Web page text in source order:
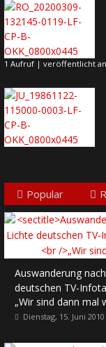
1 Aufruf | veröffentlicht
Popular
Auswanderung
deutschen TV-
„Wir sind dann mal
Dienstag, 15. Juni 2010